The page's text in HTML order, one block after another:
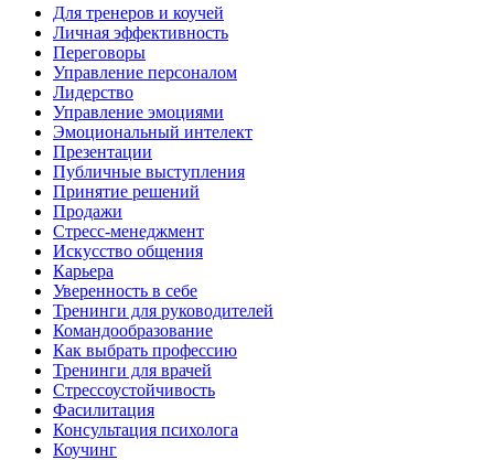
Для тренеров и коучей
Личная эффективность
Переговоры
Управление персоналом
Лидерство
Управление эмоциями
Эмоциональный интелект
Презентации
Публичные выступления
Принятие решений
Продажи
Стресс-менеджмент
Искусство общения
Карьера
Уверенность в себе
Тренинги для руководителей
Командообразование
Как выбрать профессию
Тренинги для врачей
Стрессоустойчивость
Фасилитация
Консультация психолога
Коучинг